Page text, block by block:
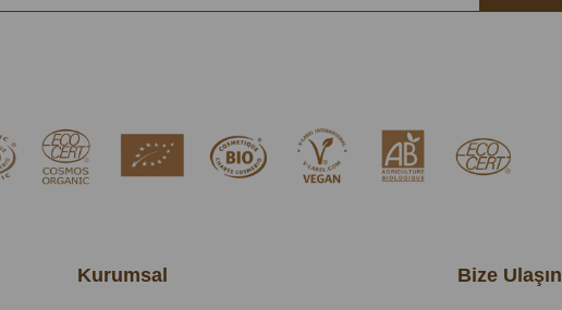
Kurumsal Bize Ulaşın